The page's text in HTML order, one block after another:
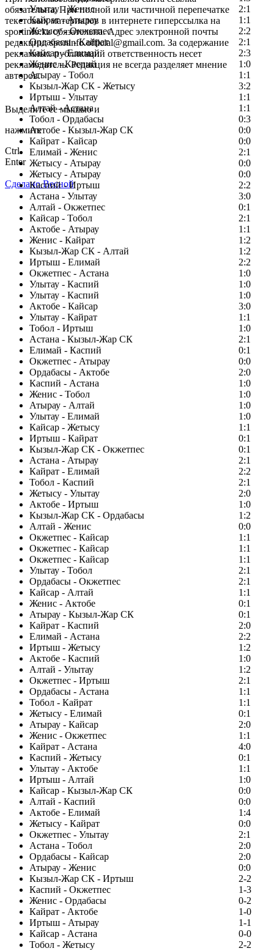
Улытау - Женис
2:1
Кайрат - Атырау
1:1
Жетысу - Окжетпес
2:2
Ордабасы - Кайрат
2:1
Кайсар - Елимай
2:3
Женис - Каспий
1:0
Атырау - Тобол
1:1
Кызыл-Жар СК - Жетысу
3:2
Иртыш - Улытау
1:1
Алтай - Астана
1:1
Тобол - Ордабасы
0:3
Актобе - Кызыл-Жар СК
0:0
Кайрат - Кайсар
0:0
Елимай - Женис
2:1
Жетысу - Атырау
0:0
Жетысу - Атырау
0:0
Каспий - Иртыш
2:2
Астана - Улытау
3:0
Алтай - Окжетпес
0:1
Кайсар - Тобол
2:1
Актобе - Атырау
1:1
Женис - Кайрат
1:2
Кызыл-Жар СК - Алтай
1:2
Иртыш - Елимай
2:2
Окжетпес - Астана
1:0
Улытау - Каспий
1:0
Улытау - Каспий
1:0
Актобе - Кайсар
3:0
Улытау - Кайрат
1:1
Тобол - Иртыш
1:0
Астана - Кызыл-Жар СК
2:1
Елимай - Каспий
0:1
Окжетпес - Атырау
0:0
Ордабасы - Актобе
2:0
Каспий - Астана
1:0
Женис - Тобол
1:0
Атырау - Алтай
1:0
Улытау - Елимай
1:0
Кайсар - Жетысу
1:1
Иртыш - Кайрат
0:1
Кызыл-Жар СК - Окжетпес
0:1
Астана - Атырау
2:1
Кайрат - Елимай
2:2
Тобол - Каспий
2:1
Жетысу - Улытау
2:0
Актобе - Иртыш
1:0
Кызыл-Жар СК - Ордабасы
1:2
Алтай - Женис
0:0
Окжетпес - Кайсар
1:1
Окжетпес - Кайсар
1:1
Окжетпес - Кайсар
1:1
Улытау - Тобол
2:1
Ордабасы - Окжетпес
2:1
Кайсар - Алтай
1:1
Женис - Актобе
0:1
Атырау - Кызыл-Жар СК
0:1
Кайрат - Каспий
2:0
Елимай - Астана
2:2
Иртыш - Жетысу
1:2
Актобе - Каспий
1:0
Алтай - Улытау
1:2
Окжетпес - Иртыш
2:1
Ордабасы - Астана
1:1
Тобол - Кайрат
1:1
Жетысу - Елимай
0:1
Атырау - Кайсар
2:0
Женис - Окжетпес
1:1
Кайрат - Астана
4:0
Каспий - Жетысу
0:1
Улытау - Актобе
1:1
Иртыш - Алтай
1:0
Кайсар - Кызыл-Жар СК
0:0
Алтай - Каспий
0:0
Актобе - Елимай
1:4
Жетысу - Кайрат
0:0
Окжетпес - Улытау
2:1
Астана - Тобол
2:0
Ордабасы - Кайсар
2:0
Атырау - Женис
0:0
Кызыл-Жар СК - Иртыш
2-2
Каспий - Окжетпес
1-3
Женис - Ордабасы
0-2
Кайрат - Актобе
1-0
Иртыш - Атырау
1-1
Кайсар - Астана
0-0
Тобол - Жетысу
2-2
обязательна. При полной или частичной перепечатке
текстовых материалов в интернете гиперссылка на
sportinfo.kz обязательна. Адрес электронной почты
редакции: sportinfo.official@gmail.com. За содержание
рекламных публикаций ответственность несет
рекламодатель. Редакция не всегда разделяет мнение
авторов.
Заметили ошибку в тексте?
Выделите ее мышью и
нажмите
Ctrl
Enter
Сделано Весной